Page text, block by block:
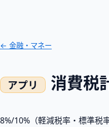
← 金融・マネー
消費税
8%/10%（軽減税率・標準税